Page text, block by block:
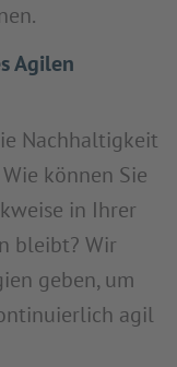
Agilen
Nachhaltigkeit
können Sie
in Ihrer
bleibt? Wir
geben, um
agil